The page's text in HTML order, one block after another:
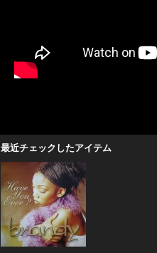
最近チェックしたアイテム